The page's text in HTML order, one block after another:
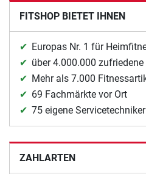
FITSHOP BIETET IHNEN
Europas Nr. 1 für
über 4.000.000 zufriedene
Mehr als 7.000
69 Fachmärkte vor Ort
75 eigene Servicetechniker
ZAHLARTEN